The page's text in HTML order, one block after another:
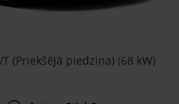
(Priekšējā piedziņa) (68 kW)